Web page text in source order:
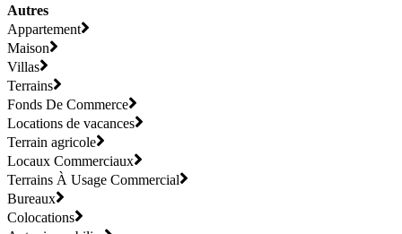
Autres
Appartement
Maison
Villas
Terrains
Fonds De Commerce
Locations de vacances
Terrain agricole
Locaux Commerciaux
Terrains À Usage Commercial
Bureaux
Colocations